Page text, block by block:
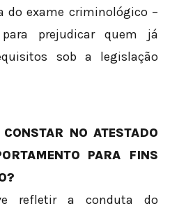
do exame criminológico –
prejudicar quem já
sob a legislação
NO ATESTADO
PARA FINS
refletir a conduta do